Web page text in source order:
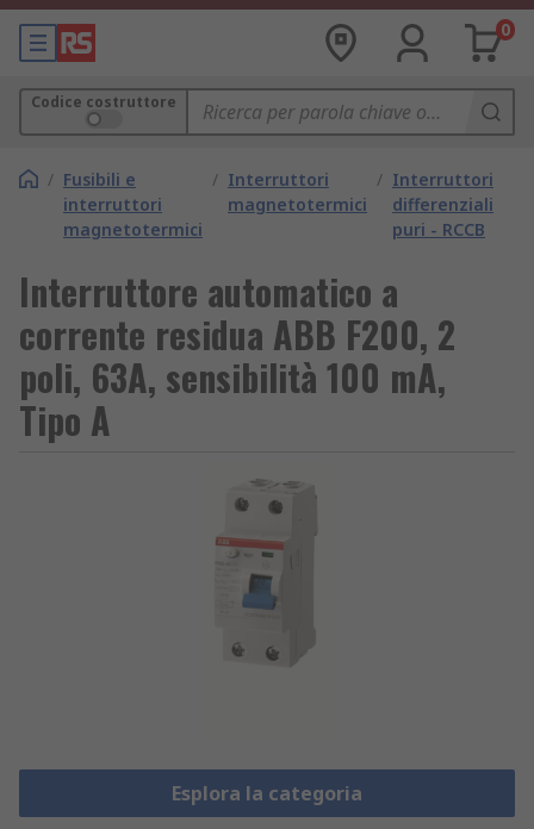
0
Codice costruttore
/ Fusibili e
interruttori
magnetotermici
/ Interruttori
magnetotermici
/ Interruttori
differenziali
puri - RCCB
Interruttore automatico a
corrente residua ABB F200, 2
poli, 63A, sensibilità 100 mA,
Tipo A
Esplora la categoria